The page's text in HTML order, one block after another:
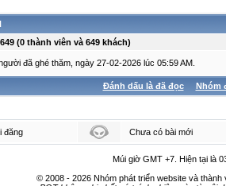
(0 thành viên và 649 khách)
đã ghé thăm, ngày 27-02-2026 lúc 05:59 AM.
Đánh dấu là đã đọc Nhóm
đăng Chưa có bài mới
Múi giờ GMT +7. Hiện tại là
© 2008 - 2026 Nhóm phát triển website và thành